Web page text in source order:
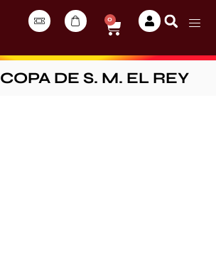
0
COPA DE S. M. EL REY